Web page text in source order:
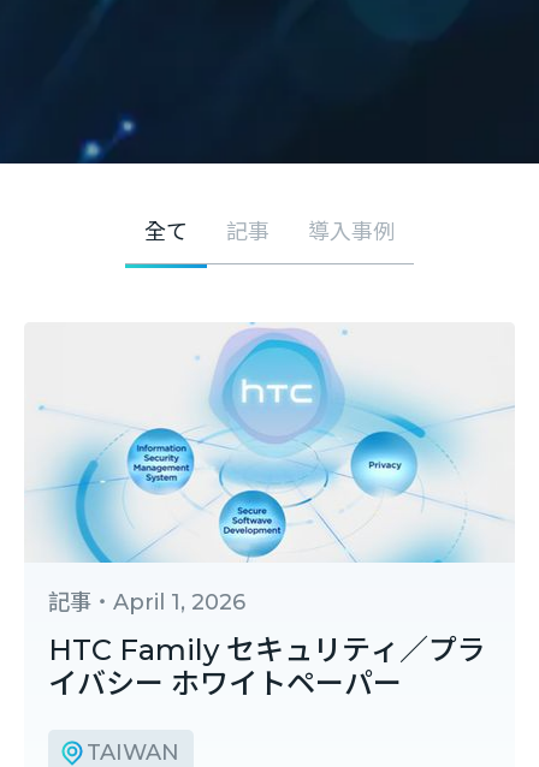
全て 記事 導入事例
記事 ・ April 1, 2026
HTC Family セキュリティ／プラ
イバシー ホワイトペーパー
TAIWAN